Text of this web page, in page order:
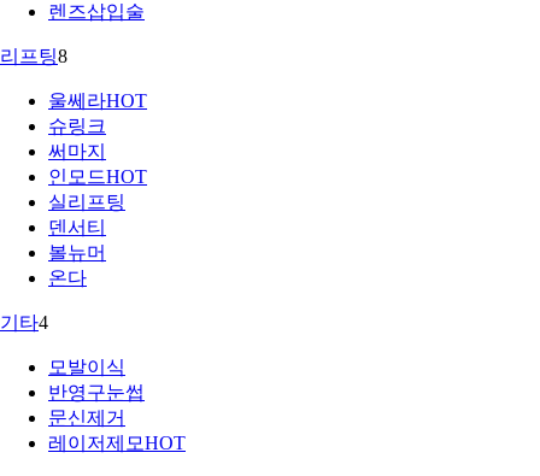
렌즈삽입술
리프팅8
울쎄라HOT
슈링크
써마지
인모드HOT
실리프팅
덴서티
볼뉴머
온다
기타4
모발이식
반영구눈썹
문신제거
레이저제모HOT